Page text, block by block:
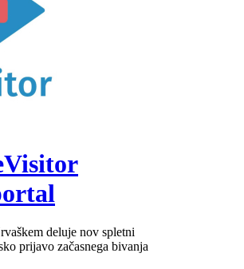
deluje nov spletni
prijavo začasnega bivanja